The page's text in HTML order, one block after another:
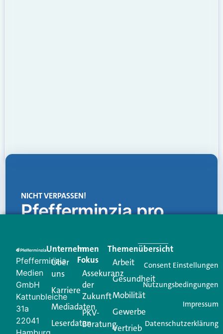
NICHT VERPASSEN!
Pfefferminzia.pro
Creator für Ihre Kundenkommunikation. Alles, was
Ihren Vertriebsalltag leichter macht. Mit nur einem
Login.
Jetzt anmelden
Pfefferminzia
Medien
GmbH
Kattunbleiche
31a
22041
Unternehmen
Über
uns
Karriere
Mediadaten
Leserdaten
Im
Fokus
Assekuranz
der
Zukunft
PKV-
Beratung
Themenübersicht
Arbeit
Gesundheit
Mobilität
Gewerbe
Vertrieb
Consent Einstellungen
Nutzungsbedingungen
Impressum
Datenschutzerklärung